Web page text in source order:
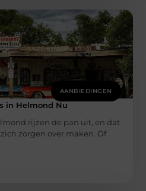
AANBIEDINGEN
in Helmond Nu
rijzen de pan uit, en dat
zorgen over maken. Of